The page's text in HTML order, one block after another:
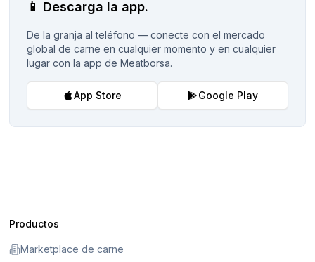
📱 Descarga la app.
De la granja al teléfono — conecte con el mercado
global de carne en cualquier momento y en cualquier
lugar con la app de Meatborsa.
App Store Google Play
Productos
Marketplace de carne